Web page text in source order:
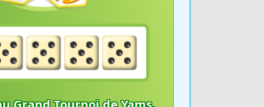
Grand Tournoi de Yams,